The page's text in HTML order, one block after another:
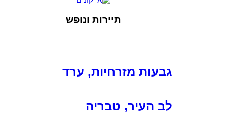
תיירות ונופש
גבעות מזרחיות, ערד
לב העיר, טבריה